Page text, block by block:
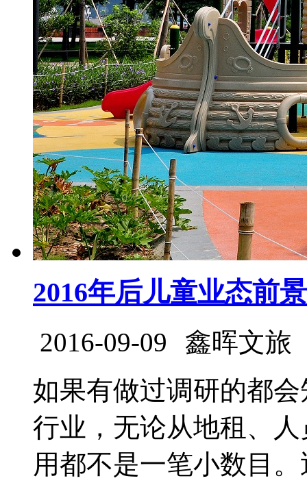
2016年后儿童业态前
2016-09-09 鑫晖文旅
如果有做过调研的都
行业，无论从地租、
用都不是一笔小数目